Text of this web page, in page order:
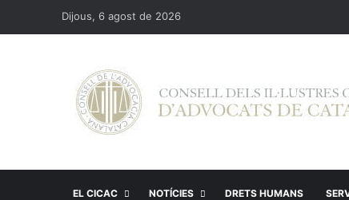
Dijous, 6 agost de 2026
EL CICAC NOTÍCIES DRETS HUMANS